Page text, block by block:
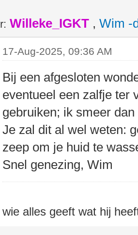
Willeke_IGKT , Wim -
17-Aug-2025, 09:36 AM
Bij een afgesloten
eventueel een zalfje ter
gebruiken; ik smeer
Je zal dit al wel weten:
zeep om je huid te
Snel genezing, Wim
wie alles geeft wat hij